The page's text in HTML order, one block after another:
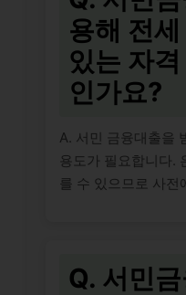
용해 전
있는 자
인가요?
A. 서민 금융대출을
용도가 필요합니다.
를 수 있으므로 사전
Q. 서민